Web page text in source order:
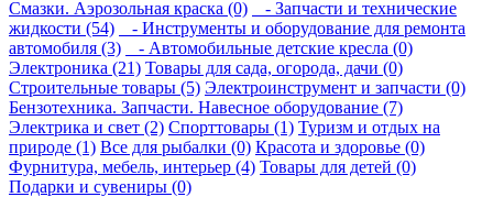
Смазки. Аэрозольная краска (0)
- Запчасти и технические
жидкости (54)
- Инструменты и оборудование для ремонта
автомобиля (3)
- Автомобильные детские кресла (0)
Электроника (21) Товары для сада, огорода, дачи (0)
Строительные товары (5) Электроинструмент и запчасти (0)
Бензотехника. Запчасти. Навесное оборудование (7)
Электрика и свет (2) Спорттовары (1) Туризм и отдых на
природе (1) Все для рыбалки (0) Красота и здоровье (0)
Фурнитура, мебель, интерьер (4) Товары для детей (0)
Подарки и сувениры (0)